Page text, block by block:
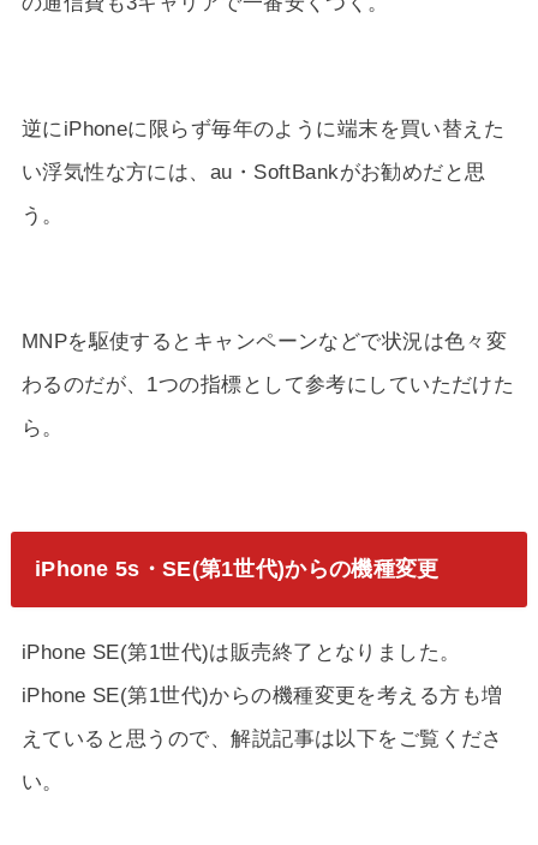
逆にiPhoneに限らず毎年のように端末を買い替えた
い浮気性な方には、au・SoftBankがお勧めだと思
う。
MNPを駆使するとキャンペーンなどで状況は色々変
わるのだが、1つの指標として参考にしていただけた
ら。
iPhone 5s・SE(第1世代)からの機種変更
iPhone SE(第1世代)は販売終了となりました。
iPhone SE(第1世代)からの機種変更を考える方も増
えていると思うので、解説記事は以下をご覧くださ
い。